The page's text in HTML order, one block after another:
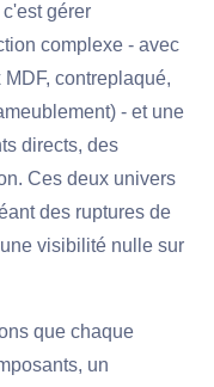
gérer
complexe - avec
contreplaqué,
- et une
directs, des
Ces deux univers
des ruptures de
visibilité nulle sur
que chaque
un